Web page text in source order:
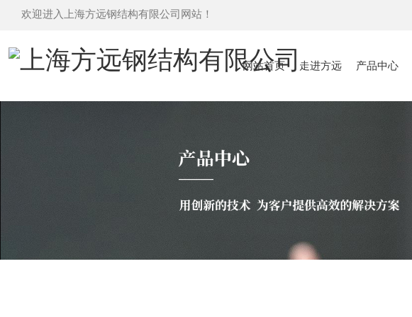
欢迎进入上海方远钢结构有限公司网站！
网站首页 走进方远 产品中心